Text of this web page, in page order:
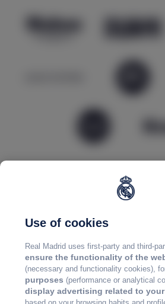
Use of cookies
Real Madrid uses first-party and third-
ensure the functionality of the
(necessary and functionality cookies),
purposes (performance or analytical
display advertising related to